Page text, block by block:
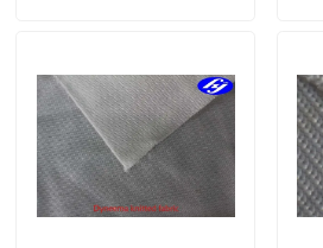
वीडियो
हमारे बारे में